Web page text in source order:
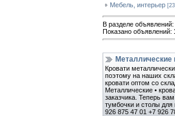
Мебель, интерьер [23]
В разделе объявлений:
Показано объявлений:
Металлические
Кровати
поэтому на наших
кровати оптом со
Металлические •
заказчика. Теперь
тумбочки и столы
926 875 47 01 +7 926